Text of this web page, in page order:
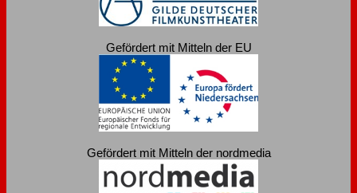
Gefördert mit Mitteln der EU
Gefördert mit Mitteln der nordmedia